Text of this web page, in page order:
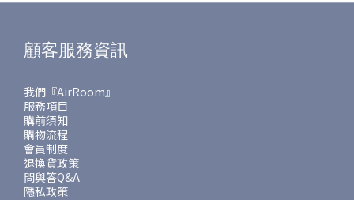
顧客服務資訊
我們『AirRoom』
服務項目
購前須知
購物流程
會員制度
退換貨政策
問與答Q&A
隱私政策